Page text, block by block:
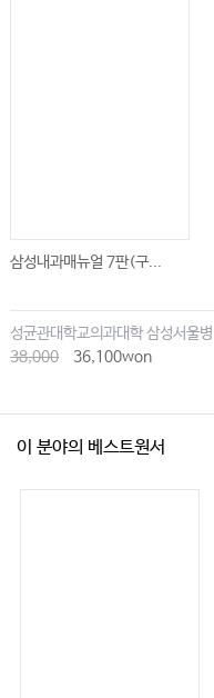
삼성내과매뉴얼 7판(구...
38,000
36,100won
이 분야의 베스트원서